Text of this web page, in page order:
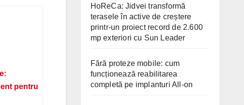
pentru
HoReCa: Jidvei transformă
terasele în active de creștere
printr-un proiect record de 2.600
mp exteriori cu Sun Leader
Fără proteze mobile: cum
funcționează reabilitarea
completă pe implanturi All-on